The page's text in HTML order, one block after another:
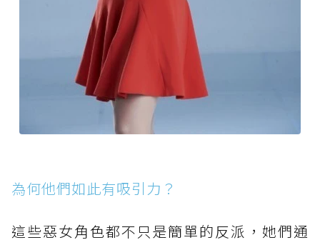
為何他們如此有吸引力？
這些惡女角色都不只是簡單的反派，她們通